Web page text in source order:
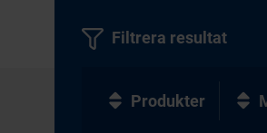
Filtrera resultat
Produkter